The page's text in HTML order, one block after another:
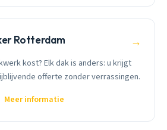
Rotterdam →
kost? Elk dak is anders: u krijgt
offerte zonder verrassingen.
Meer informatie